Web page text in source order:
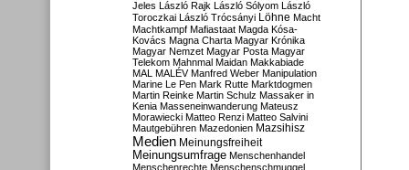
Jeles László Rajk László Sólyom László
Toroczkai László Trócsányi Löhne Macht
Machtkampf Mafiastaat Magda Kósa-
Kovács Magna Charta Magyar Krónika
Magyar Nemzet Magyar Posta Magyar
Telekom Mahnmal Maidan Makkabiade
MAL MALÉV Manfred Weber Manipulation
Marine Le Pen Mark Rutte Marktdogmen
Martin Reinke Martin Schulz Massaker in
Kenia Masseneinwanderung Mateusz
Morawiecki Matteo Renzi Matteo Salvini
Mautgebühren Mazedonien Mazsihisz
Medien Meinungsfreiheit
Meinungsumfrage Menschenhandel
Menschenrechte Menschenschmuggel